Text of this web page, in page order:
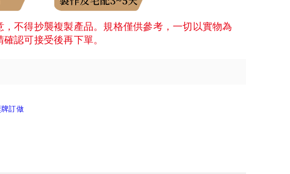
不得抄襲複製產品。規格僅供參考，一切以實物為
認可接受後再下單。
牌訂做